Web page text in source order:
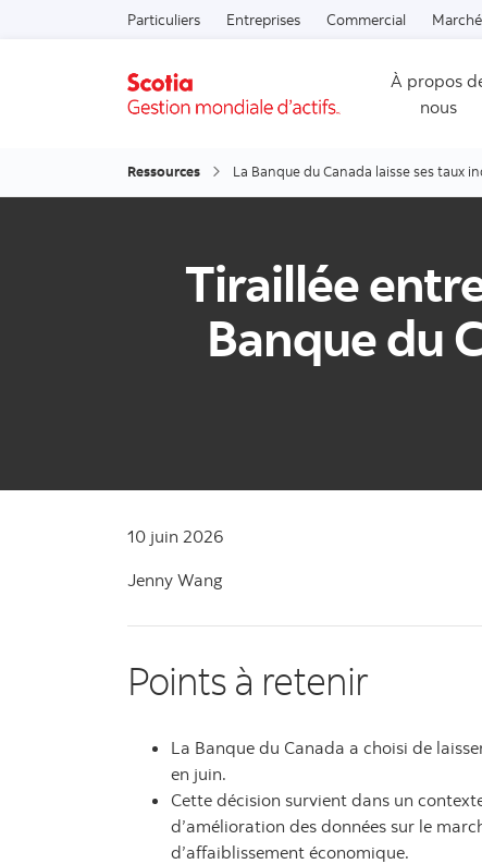
Particuliers Entreprises Commercial
À propos
nous
Ressources La Banque du Canada laisse ses taux
Tiraillée
Banque du
10 juin 2026
Jenny Wang
Points à retenir
La Banque du Canada a choisi de
en juin.
Cette décision survient dans un
d’amélioration des données sur le
d’affaiblissement économique.